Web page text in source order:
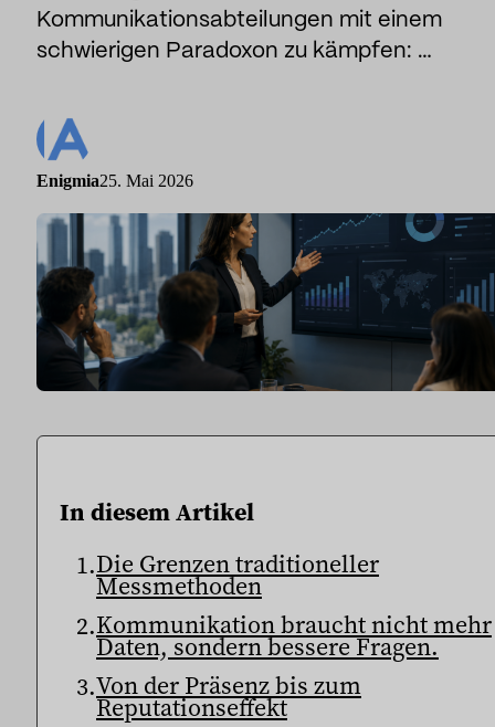
Öffentliche Einrichtungen
Kommunikationsabteilungen mit einem
schwierigen Paradoxon zu kämpfen: …
Enigmia25. Mai 2026
In diesem Artikel
Die Grenzen traditioneller
Messmethoden
Kommunikation braucht nicht mehr
Daten, sondern bessere Fragen.
Von der Präsenz bis zum
Reputationseffekt